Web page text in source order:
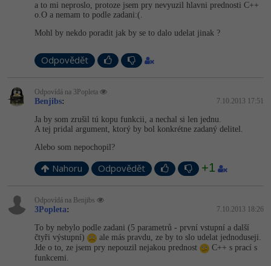
Copywriter
Algoritmy -41%
Více
Fórum
Kurzy e-commerce
Digitální gramotnost
Kurzy designu
HTML/CSS
Photoshop -80%
Příběhy absolventů
a to mi neproslo, protoze jsem pry nevyuzil hlavni prednosti C++
o.O a nemam to podle zadani:(.
Mohl by nekdo poradit jak by se to dalo udelat jinak ?
Odpovědět
Odpovídá na 3Popleta
Benjibs: 7.10.2013 17:51
Ja by som zrušil tú kopu funkcii, a nechal si len jednu.
A tej pridal argument, ktorý by bol konkrétne zadaný delitel.
Alebo som nepochopil?
Nahoru Odpovědět +1
Odpovídá na Benjibs
3Popleta: 7.10.2013 18:26
To by nebylo podle zadani (5 parametrů - první vstupní a další
čtyři výstupní)
ale más pravdu, ze by to slo udelat jednoduseji.
Jde o to, ze jsem pry nepouzil nejakou prednost
C++ s prací s
funkcemi.